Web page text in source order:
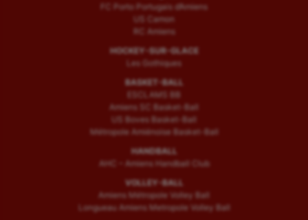
FC Porto Portugais d’Amiens
US Camon
RC Amiens
HOCKEY-SUR-GLACE
Les Gothiques
BASKET-BALL
ESCLAMS BB
Amiens SC Basket-Ball
US Boves Basket-Ball
Métropole Amiénoise Basket-Ball
HANDBALL
AHC – Amiens Handball Club
VOLLEY-BALL
Amiens Métropole Volley Ball
Longueau Amiens Metropole Volley Ball